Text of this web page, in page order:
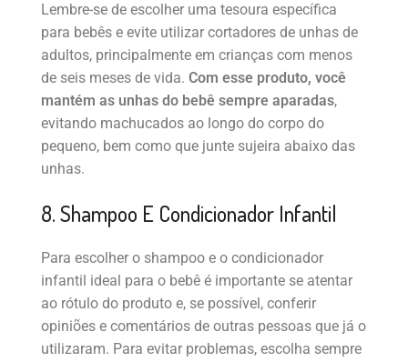
Lembre-se de escolher uma tesoura específica
para bebês e evite utilizar cortadores de unhas de
adultos, principalmente em crianças com menos
de seis meses de vida. Com esse produto, você
mantém as unhas do bebê sempre aparadas,
evitando machucados ao longo do corpo do
pequeno, bem como que junte sujeira abaixo das
unhas.
8. Shampoo E Condicionador Infantil
Para escolher o shampoo e o condicionador
infantil ideal para o bebê é importante se atentar
ao rótulo do produto e, se possível, conferir
opiniões e comentários de outras pessoas que já o
utilizaram. Para evitar problemas, escolha sempre